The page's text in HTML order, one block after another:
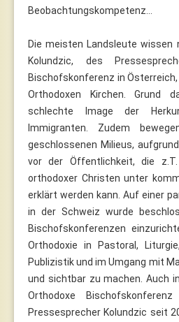
Beobachtungskompetenz…
Die meisten Landsleute wissen
Kolundzic, des
Bischofskonferenz in
Orthodoxen Kirchen. Grund
schlechte Image der
Immigranten. Zudem
geschlossenen Milieus,
vor der Öffentlichkeit, die
orthodoxer Christen unter
erklärt werden kann. Auf einer
in der Schweiz wurde
Bischofskonferenzen
Orthodoxie in Pastoral,
Publizistik und im Umgang mit
und sichtbar zu machen. Auch
Orthodoxe
Pressesprecher Kolundzic seit